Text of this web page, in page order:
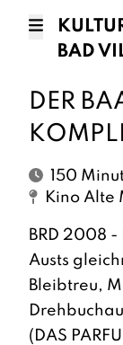
BAD
DER
150
Kino Alte
BRD 2008
Austs
Bleibtreu,
(DAS